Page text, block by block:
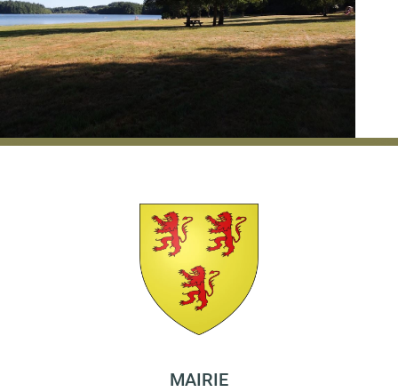
MAIRIE